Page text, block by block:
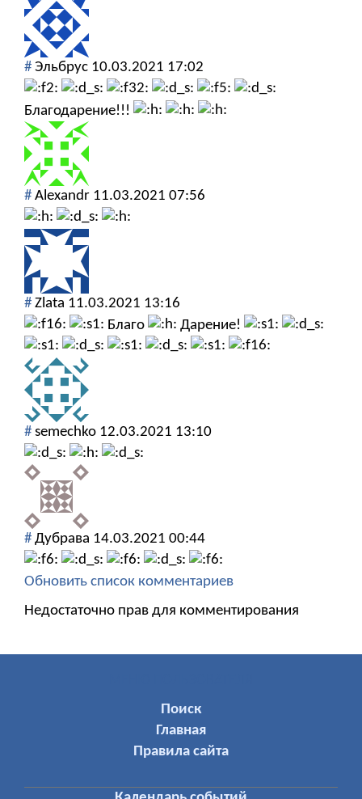
# Эльбрус 10.03.2021 17:02
Благодарение!!!
# Alexandr 11.03.2021 07:56
# Zlata 11.03.2021 13:16
Благо
Дарение!
# semechko 12.03.2021 13:10
# Дубрава 14.03.2021 00:44
Обновить список комментариев
Недостаточно прав для комментирования
Поиск
Главная
Правила сайта